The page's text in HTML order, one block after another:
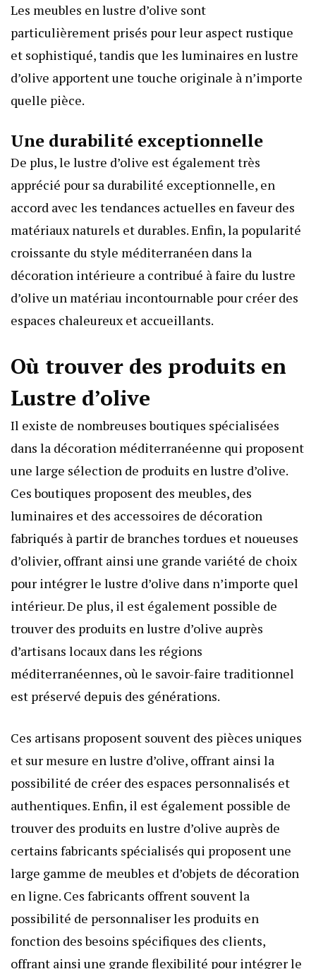
Les meubles en lustre d’olive sont
particulièrement prisés pour leur aspect rustique
et sophistiqué, tandis que les luminaires en lustre
d’olive apportent une touche originale à n’importe
quelle pièce.
Une durabilité exceptionnelle
De plus, le lustre d’olive est également très
apprécié pour sa durabilité exceptionnelle, en
accord avec les tendances actuelles en faveur des
matériaux naturels et durables. Enfin, la popularité
croissante du style méditerranéen dans la
décoration intérieure a contribué à faire du lustre
d’olive un matériau incontournable pour créer des
espaces chaleureux et accueillants.
Où trouver des produits en
Lustre d’olive
Il existe de nombreuses boutiques spécialisées
dans la décoration méditerranéenne qui proposent
une large sélection de produits en lustre d’olive.
Ces boutiques proposent des meubles, des
luminaires et des accessoires de décoration
fabriqués à partir de branches tordues et noueuses
d’olivier, offrant ainsi une grande variété de choix
pour intégrer le lustre d’olive dans n’importe quel
intérieur. De plus, il est également possible de
trouver des produits en lustre d’olive auprès
d’artisans locaux dans les régions
méditerranéennes, où le savoir-faire traditionnel
est préservé depuis des générations.
Ces artisans proposent souvent des pièces uniques
et sur mesure en lustre d’olive, offrant ainsi la
possibilité de créer des espaces personnalisés et
authentiques. Enfin, il est également possible de
trouver des produits en lustre d’olive auprès de
certains fabricants spécialisés qui proposent une
large gamme de meubles et d’objets de décoration
en ligne. Ces fabricants offrent souvent la
possibilité de personnaliser les produits en
fonction des besoins spécifiques des clients,
offrant ainsi une grande flexibilité pour intégrer le